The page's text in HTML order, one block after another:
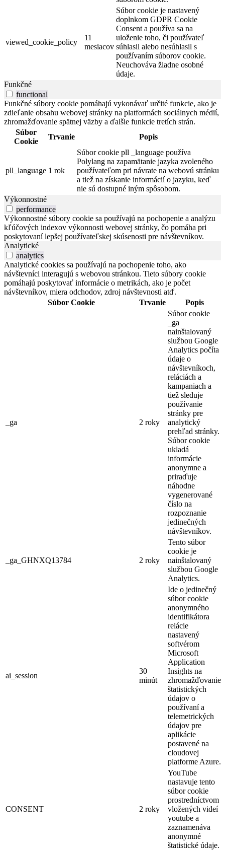
viewed_cookie_policy
11
mesiacov
Súbor cookie je nastavený
doplnkom GDPR Cookie
Consent a používa sa na
uloženie toho, či používateľ
súhlasil alebo nesúhlasil s
používaním súborov cookie.
Neuchováva žiadne osobné
údaje.
Funkčné
functional
Funkčné súbory cookie pomáhajú vykonávať určité funkcie, ako je
zdieľanie obsahu webovej stránky na platformách sociálnych médií,
zhromažďovanie spätnej väzby a ďalšie funkcie tretích strán.
Súbor
Cookie
Trvanie Popis
pll_language 1 rok
Súbor cookie pll _language používa
Polylang na zapamätanie jazyka zvoleného
používateľom pri návrate na webovú stránku
a tiež na získanie informácií o jazyku, keď
nie sú dostupné iným spôsobom.
Výkonnostné
performance
Výkonnostné súbory cookie sa používajú na pochopenie a analýzu
kľúčových indexov výkonnosti webovej stránky, čo pomáha pri
poskytovaní lepšej používateľskej skúsenosti pre návštevníkov.
Analytické
analytics
Analytické cookies sa používajú na pochopenie toho, ako
návštevníci interagujú s webovou stránkou. Tieto súbory cookie
pomáhajú poskytovať informácie o metrikách, ako je počet
návštevníkov, miera odchodov, zdroj návštevnosti atď.
Súbor Cookie
Trvanie Popis
_ga 2 roky
Súbor cookie
_ga
nainštalovaný
službou Google
Analytics počíta
údaje o
návštevníkoch,
reláciách a
kampaniach a
tiež sleduje
používanie
stránky pre
analytický
prehľad stránky.
Súbor cookie
ukladá
informácie
anonymne a
priraďuje
náhodne
vygenerované
číslo na
rozpoznanie
jedinečných
návštevníkov.
_ga_GHNXQ13784 2 roky
Tento súbor
cookie je
nainštalovaný
službou Google
Analytics.
ai_session
30
minút
Ide o jedinečný
súbor cookie
anonymného
identifikátora
relácie
nastavený
softvérom
Microsoft
Application
Insights na
zhromažďovanie
štatistických
údajov o
používaní a
telemetrických
údajov pre
aplikácie
postavené na
cloudovej
platforme Azure.
CONSENT 2 roky
YouTube
nastavuje tento
súbor cookie
prostredníctvom
vložených videí
youtube a
zaznamenáva
anonymné
štatistické údaje.